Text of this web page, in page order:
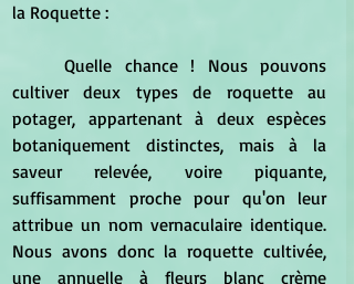
la Roquette :
	Quelle chance ! Nous pouvons
cultiver deux types de roquette au
potager, appartenant à deux espèces
botaniquement distinctes, mais à la
saveur relevée, voire piquante,
suffisamment proche pour qu'on leur
attribue un nom vernaculaire identique.
Nous avons donc la roquette cultivée,
une annuelle à fleurs blanc crème